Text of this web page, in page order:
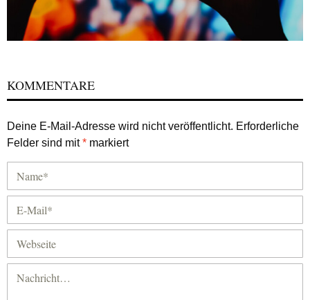
KOMMENTARE
Deine E-Mail-Adresse wird nicht veröffentlicht. Erforderliche
Felder sind mit* markiert